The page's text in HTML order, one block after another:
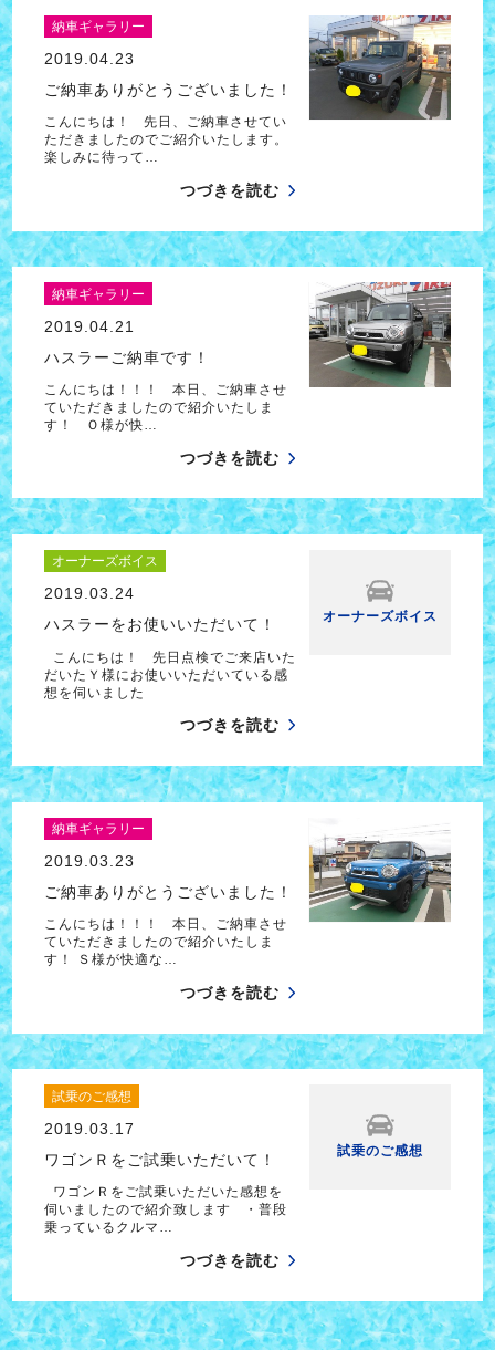
納車ギャラリー
2019.04.23
ご納車ありがとうございました！
こんにちは！ 先日、ご納車させてい
ただきましたのでご紹介いたします。
楽しみに待って…
つづきを読む
納車ギャラリー
2019.04.21
ハスラーご納車です！
こんにちは！！！ 本日、ご納車させ
ていただきましたので紹介いたしま
す！ Ｏ様が快…
つづきを読む
オーナーズボイス
2019.03.24
ハスラーをお使いいただいて！
こんにちは！ 先日点検でご来店いた
だいたＹ様にお使いいただいている感
想を伺いました
つづきを読む
オーナーズボイス
納車ギャラリー
2019.03.23
ご納車ありがとうございました！
こんにちは！！！ 本日、ご納車させ
ていただきましたので紹介いたしま
す！ Ｓ様が快適な…
つづきを読む
試乗のご感想
2019.03.17
ワゴンＲをご試乗いただいて！
ワゴンＲをご試乗いただいた感想を
伺いましたので紹介致します ・普段
乗っているクルマ…
つづきを読む
試乗のご感想